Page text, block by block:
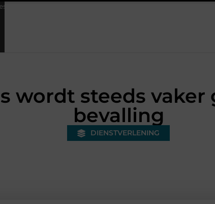
een bonded warehouse in Nederland en waarom wordt het
wordt steeds
bevalling
DIENSTVERLENING